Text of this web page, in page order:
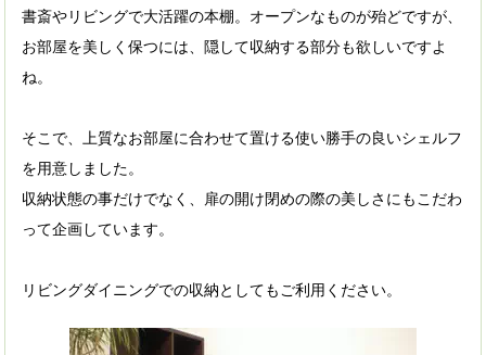
書斎やリビングで大活躍の本棚。オープンなものが殆どですが、
お部屋を美しく保つには、隠して収納する部分も欲しいですよ
ね。
そこで、上質なお部屋に合わせて置ける使い勝手の良いシェルフ
を用意しました。
収納状態の事だけでなく、扉の開け閉めの際の美しさにもこだわ
って企画しています。
リビングダイニングでの収納としてもご利用ください。